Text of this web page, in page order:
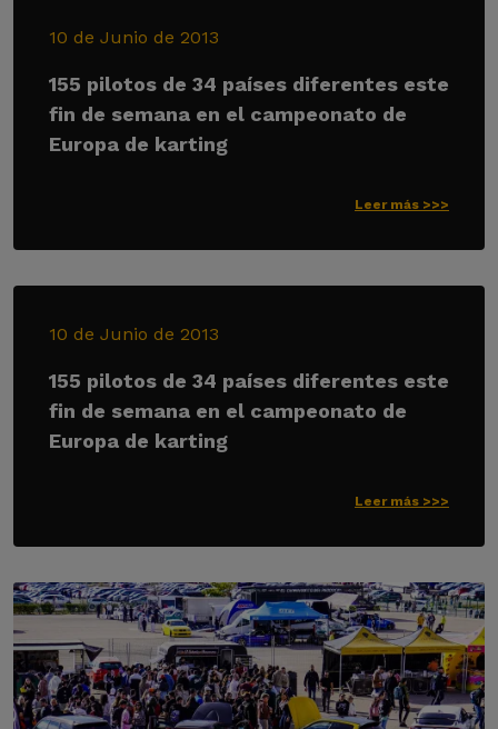
10 de Junio de 2013
155 pilotos de 34 países diferentes este
fin de semana en el campeonato de
Europa de karting
Leer más >>>
10 de Junio de 2013
155 pilotos de 34 países diferentes este
fin de semana en el campeonato de
Europa de karting
Leer más >>>